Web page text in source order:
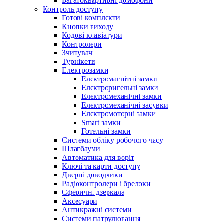
Контроль доступу
Готові комплекти
Кнопки виходу
Кодові клавіатури
Контролери
Зчитувачі
Турнікети
Електрозамки
Електромагнітні замки
Електроригельні замки
Електромеханічні замки
Електромеханічні засувки
Електромоторні замки
Smart замки
Готельні замки
Системи обліку робочого часу
Шлагбауми
Автоматика для воріт
Ключі та карти доступу
Дверні доводчики
Радіоконтролери і брелоки
Сферичні дзеркала
Аксесуари
Антикражні системи
Системи патрулювання